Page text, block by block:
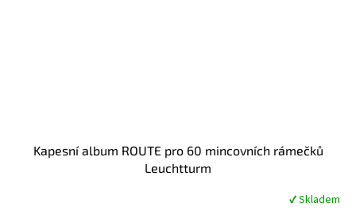
Kapesní album ROUTE pro 60 mincovních rámečků
Leuchtturm
✔ Skladem